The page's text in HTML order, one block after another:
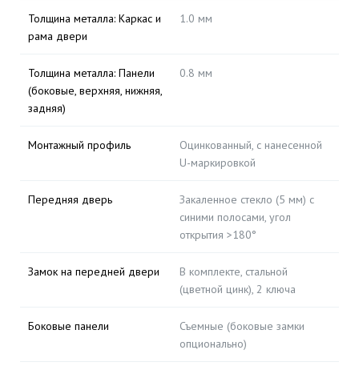
Толщина металла: Каркас и
рама двери
1.0 мм
Толщина металла: Панели
(боковые, верхняя, нижняя,
задняя)
0.8 мм
Монтажный профиль
Оцинкованный, с нанесенной
U-маркировкой
Передняя дверь
Закаленное стекло (5 мм) с
синими полосами, угол
открытия >180°
Замок на передней двери
В комплекте, стальной
(цветной цинк), 2 ключа
Боковые панели
Съемные (боковые замки
опционально)